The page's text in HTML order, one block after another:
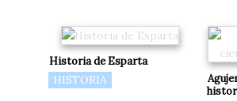
Historia de Esparta
HISTORIA